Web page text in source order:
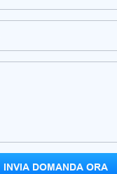
INVIA DOMANDA ORA